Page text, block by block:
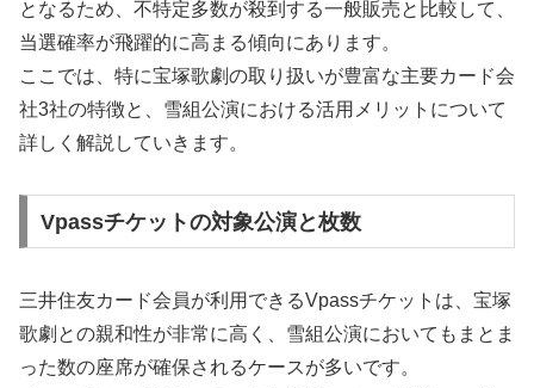
となるため、不特定多数が殺到する一般販売と比較して、
当選確率が飛躍的に高まる傾向にあります。
ここでは、特に宝塚歌劇の取り扱いが豊富な主要カード会
社3社の特徴と、雪組公演における活用メリットについて
詳しく解説していきます。
Vpassチケットの対象公演と枚数
三井住友カード会員が利用できるVpassチケットは、宝塚
歌劇との親和性が非常に高く、雪組公演においてもまとま
った数の座席が確保されるケースが多いです。